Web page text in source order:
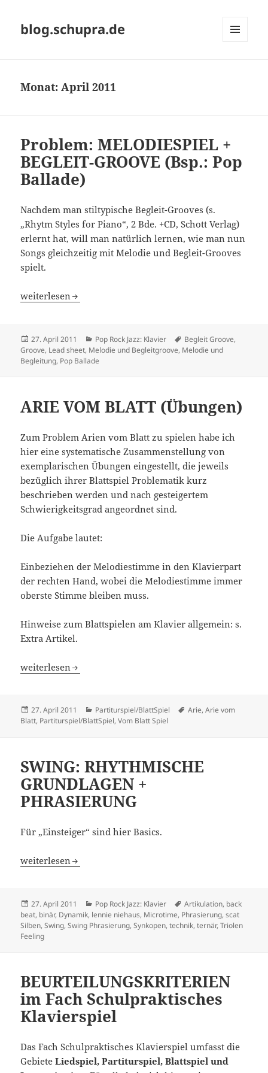
blog.schupra.de
Monat:April 2011
Problem: MELODIESPIEL +
BEGLEIT-GROOVE (Bsp.: Pop
Ballade)
Nachdem man stiltypische Begleit-Grooves (s.
„Rhytm Styles for Piano“, 2 Bde. +CD, Schott Verlag)
erlernt hat, will man natürlich lernen, wie man nun
Songs gleichzeitig mit Melodie und Begleit-Grooves
spielt.
Problem: MELODIESPIEL + BEGLEIT-GROOVE (Bsp.: Pop
weiterlesen
Veröffentlicht
am
27. April 2011 Kategorien
Pop Rock Jazz: Klavier Schlagwörter
Begleit Groove,
Groove, Lead sheet, Melodie und Begleitgroove, Melodie und
Begleitung, Pop Ballade
ARIE VOM BLATT (Übungen)
Zum Problem Arien vom Blatt zu spielen habe ich
hier eine systematische Zusammenstellung von
exemplarischen Übungen eingestellt, die jeweils
bezüglich ihrer Blattspiel Problematik kurz
beschrieben werden und nach gesteigertem
Schwierigkeitsgrad angeordnet sind.
Die Aufgabe lautet:
Einbeziehen der Melodiestimme in den Klavierpart
der rechten Hand, wobei die Melodiestimme immer
oberste Stimme bleiben muss.
Hinweise zum Blattspielen am Klavier allgemein: s.
Extra Artikel.
ARIE VOM BLATT (Übungen)
weiterlesen
Veröffentlicht
am
27. April 2011 Kategorien
Partiturspiel/BlattSpiel Schlagwörter
Arie,Arie vom
Blatt, Partiturspiel/BlattSpiel,Vom Blatt Spiel
SWING: RHYTHMISCHE
GRUNDLAGEN +
PHRASIERUNG
Für „Einsteiger“ sind hier Basics.
SWING: RHYTHMISCHE GRUNDLAGEN + PHRASIERUNG
weiterlesen
Veröffentlicht
am
27. April 2011 Kategorien
Pop Rock Jazz: Klavier Schlagwörter
Artikulation, back
beat, binär, Dynamik, lennie niehaus, Microtime, Phrasierung,scat
Silben,Swing,Swing Phrasierung,Synkopen,technik,ternär,Triolen
Feeling
BEURTEILUNGSKRITERIEN
im Fach Schulpraktisches
Klavierspiel
Das Fach Schulpraktisches Klavierspiel umfasst die
GebieteLiedspiel, Partiturspiel, Blattspiel und